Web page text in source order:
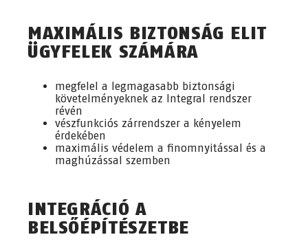
MAXIMÁLIS BIZTONSÁG ELIT
ÜGYFELEK SZÁMÁRA
megfelel a legmagasabb biztonsági
követelményeknek az Integral rendszer
révén
vészfunkciós zárrendszer a kényelem
érdekében
maximális védelem a finomnyitással és a
maghúzással szemben
INTEGRÁCIÓ A
BELSŐÉPÍTÉSZETBE